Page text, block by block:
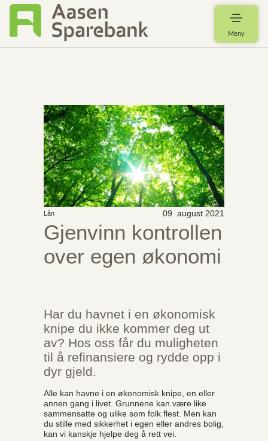
Meny
Lån
Gjenvinn kontrollen
over egen økonomi
09. august 2021
Har du havnet i en økonomisk
knipe du ikke kommer deg ut
av? Hos oss får du muligheten
til å refinansiere og rydde opp i
dyr gjeld.
Alle kan havne i en økonomisk knipe, en eller
annen gang i livet. Grunnene kan være like
sammensatte og ulike som folk flest. Men kan
du stille med sikkerhet i egen eller andres bolig,
kan vi kanskje hjelpe deg å rett vei.